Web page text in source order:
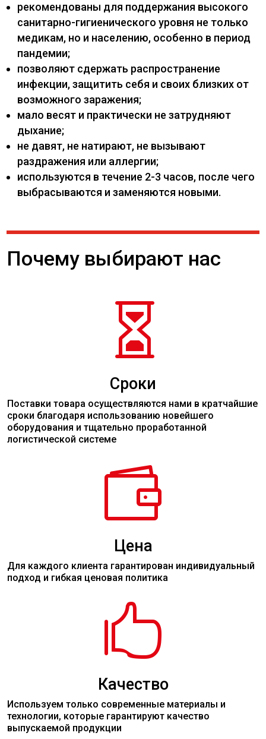
рекомендованы для поддержания высокого
санитарно-гигиенического уровня не только
медикам, но и населению, особенно в период
пандемии;
позволяют сдержать распространение
инфекции, защитить себя и своих близких от
возможного заражения;
мало весят и практически не затрудняют
дыхание;
не давят, не натирают, не вызывают
раздражения или аллергии;
используются в течение 2-3 часов, после чего
выбрасываются и заменяются новыми.
Почему выбирают нас

Сроки
Поставки товара осуществляются нами в кратчайшие
сроки благодаря использованию новейшего
оборудования и тщательно проработанной
логистической системе

Цена
Для каждого клиента гарантирован индивидуальный
подход и гибкая ценовая политика

Качество
Используем только современные материалы и
технологии, которые гарантируют качество
выпускаемой продукции